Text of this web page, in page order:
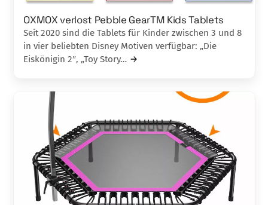
OXMOX verlost Pebble GearTM Kids Tablets
Seit 2020 sind die Tablets für Kinder zwischen 3 und 8
in vier beliebten Disney Motiven verfügbar: „Die
Eiskönigin 2″, „Toy Story…